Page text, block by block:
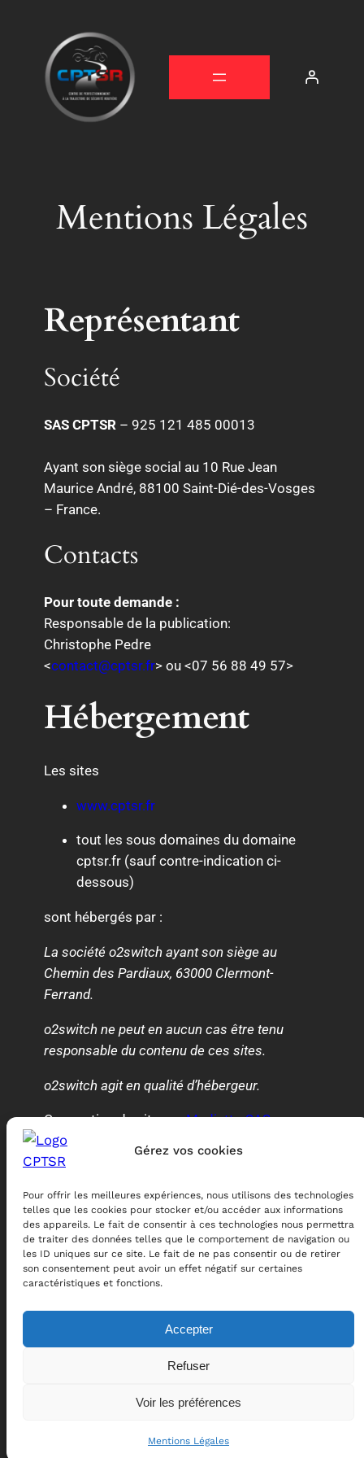
Gérez vos cookies
Pour offrir les meilleures expériences, nous utilisons des technologies
telles que les cookies pour stocker et/ou accéder aux informations
des appareils. Le fait de consentir à ces technologies nous permettra
de traiter des données telles que le comportement de navigation ou
les ID uniques sur ce site. Le fait de ne pas consentir ou de retirer
son consentement peut avoir un effet négatif sur certaines
caractéristiques et fonctions.
Accepter
Refuser
Voir les préférences
Mentions Légales
Mentions Légales
Représentant
Société
SAS CPTSR – 925 121 485 00013
Ayant son siège social au 10 Rue Jean
Maurice André, 88100 Saint-Dié-des-Vosges
– France.
Contacts
Pour toute demande :
Responsable de la publication:
Christophe Pedre
<contact@cptsr.fr> ou <07 56 88 49 57>
Hébergement
Les sites
www.cptsr.fr
tout les sous domaines du domaine
cptsr.fr (sauf contre-indication ci-
dessous)
sont hébergés par :
La société o2switch ayant son siège au
Chemin des Pardiaux, 63000 Clermont-
Ferrand.
o2switch ne peut en aucun cas être tenu
responsable du contenu de ces sites.
o2switch agit en qualité d’hébergeur.
Conception du site parMediatto SAS–
contact@mediatto.com
CPTSR
Centre de perfectionnement à la trajectoire de
Mentions Légales